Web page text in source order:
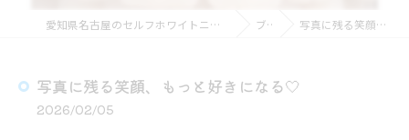
愛知県名古屋のセルフホワイトニングならホワイトニングショップ名古屋店 ブログ 写真に残る笑顔、もっと好きになる🤍
写真に残る笑顔、もっと好きになる🤍
2026/02/05